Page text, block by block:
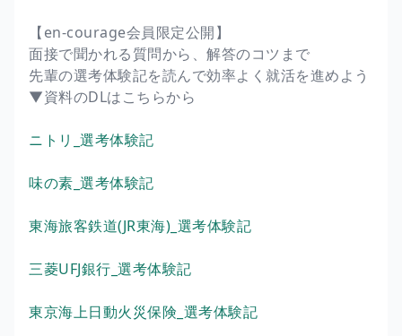
【en-courage会員限定公開】
面接で聞かれる質問から、解答のコツまで
先輩の選考体験記を読んで効率よく就活を進めよう
▼資料のDLはこちらから
ニトリ_選考体験記
味の素_選考体験記
東海旅客鉄道(JR東海)_選考体験記
三菱UFJ銀行_選考体験記
東京海上日動火災保険_選考体験記